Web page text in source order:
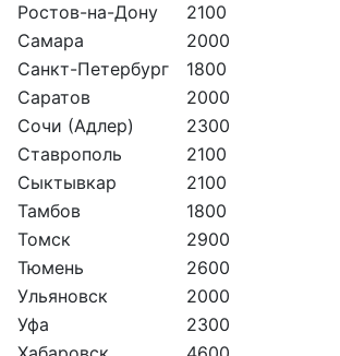
Ростов-на-Дону
2100
Самара
2000
Санкт-Петербург
1800
Саратов
2000
Сочи (Адлер)
2300
Ставрополь
2100
Сыктывкар
2100
Тамбов
1800
Томск
2900
Тюмень
2600
Ульяновск
2000
Уфа
2300